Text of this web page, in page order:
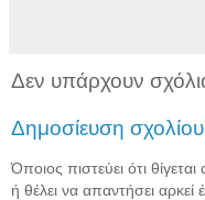
Δεν υπάρχουν
Δημοσίευση σχολίου
Όποιος πιστεύει ότι
ή θέλει να απαντήσει